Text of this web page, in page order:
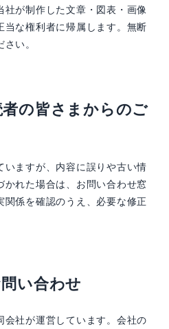
社が制作した文章・図表・画像
な権利者に帰属します。無断
い。
の皆さまからのご
ますが、内容に誤りや古い情
れた場合は、お問い合わせ窓
係を確認のうえ、必要な修正
い合わせ
社が運営しています。会社の